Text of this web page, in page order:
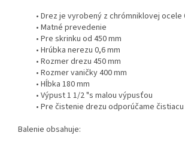
• Drez je vyrobený z chrómniklovej ocele
• Matné prevedenie
• Pre skrinku od 450 mm
• Hrúbka nerezu 0,6 mm
• Rozmer drezu 450 mm
• Rozmer vaničky 400 mm
• Hĺbka 180 mm
• Výpust 1 1/2 "s malou výpusťou
• Pre čistenie drezu odporúčame
Balenie obsahuje: